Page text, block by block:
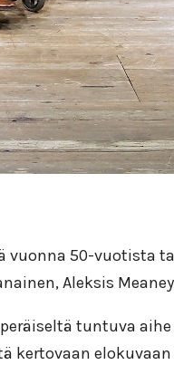
vuonna 50-vuotista
Aleksis
tuntuva
kertovaan